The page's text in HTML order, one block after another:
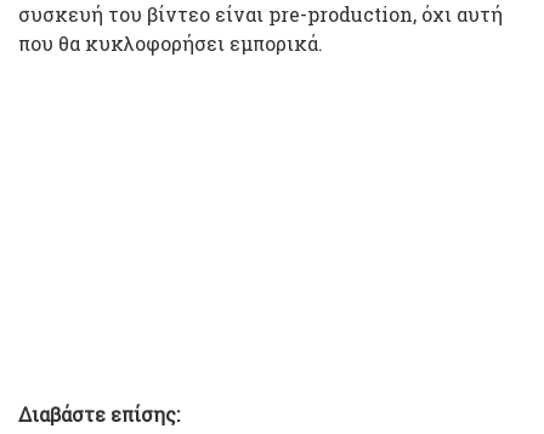
συσκευή του βίντεο είναι pre-production, όχι αυτή
που θα κυκλοφορήσει εμπορικά.
Διαβάστε επίσης: